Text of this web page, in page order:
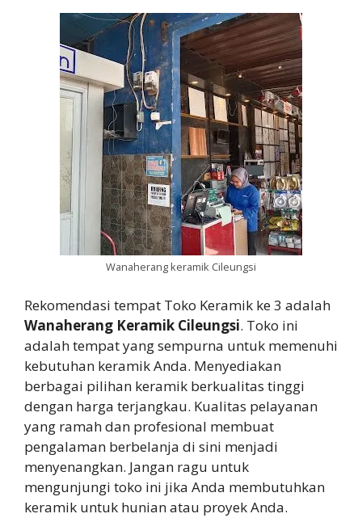
Wanaherang keramik Cileungsi
Rekomendasi tempat Toko Keramik ke 3 adalah
Wanaherang Keramik Cileungsi. Toko ini
adalah tempat yang sempurna untuk memenuhi
kebutuhan keramik Anda. Menyediakan
berbagai pilihan keramik berkualitas tinggi
dengan harga terjangkau. Kualitas pelayanan
yang ramah dan profesional membuat
pengalaman berbelanja di sini menjadi
menyenangkan. Jangan ragu untuk
mengunjungi toko ini jika Anda membutuhkan
keramik untuk hunian atau proyek Anda.